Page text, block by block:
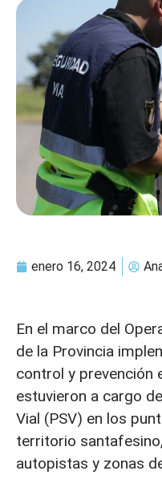
enero 16, 2024
En el marco del
de la Provincia
control y prevención
estuvieron a cargo
Vial (PSV) en los
territorio
autopistas y zonas